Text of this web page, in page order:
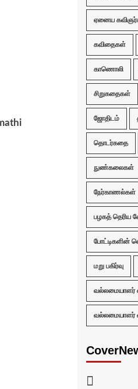
ஏனைய
கவிதைகள்
காணொலி
சிறுகதைகள்
ஜோதிடம்
தொடர்கதை
நுண்கலைகள்
நேர்காணல்கள்
பழகத் தெரிய
போட்டிகளின்
மறு பகிர்வு
வல்லமையாளர்
வல்லமையாளர்